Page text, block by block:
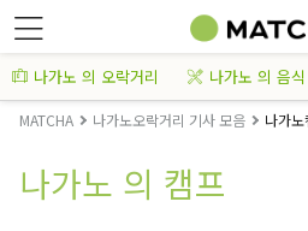
나가노 의 오락거리 나가노 의 음식
MATCHA 나가노오락거리 기사 모음 나가
나가노 의 캠프